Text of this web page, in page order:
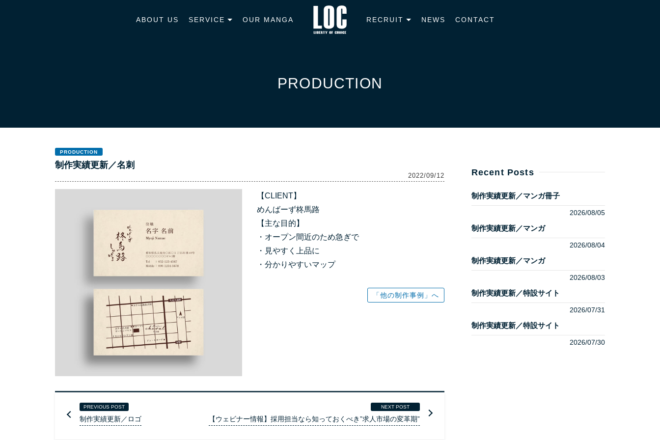
ABOUT US SERVICE OUR MANGA RECRUIT NEWS CONTACT
PRODUCTION
PRODUCTION
制作実績更新／名刺
2022/09/12
【CLIENT】
めんばーず柊馬路
【主な目的】
・オープン間近のため急ぎで
・見やすく上品に
・分かりやすいマップ
「他の制作事例」へ
PREVIOUS POST
制作実績更新／ロゴ
NEXT POST
【ウェビナー情報】採用担当なら知っておくべき”求人市場の変革期”
Recent Posts
制作実績更新／マンガ冊子
2026/08/05
制作実績更新／マンガ
2026/08/04
制作実績更新／マンガ
2026/08/03
制作実績更新／特設サイト
2026/07/31
制作実績更新／特設サイト
2026/07/30